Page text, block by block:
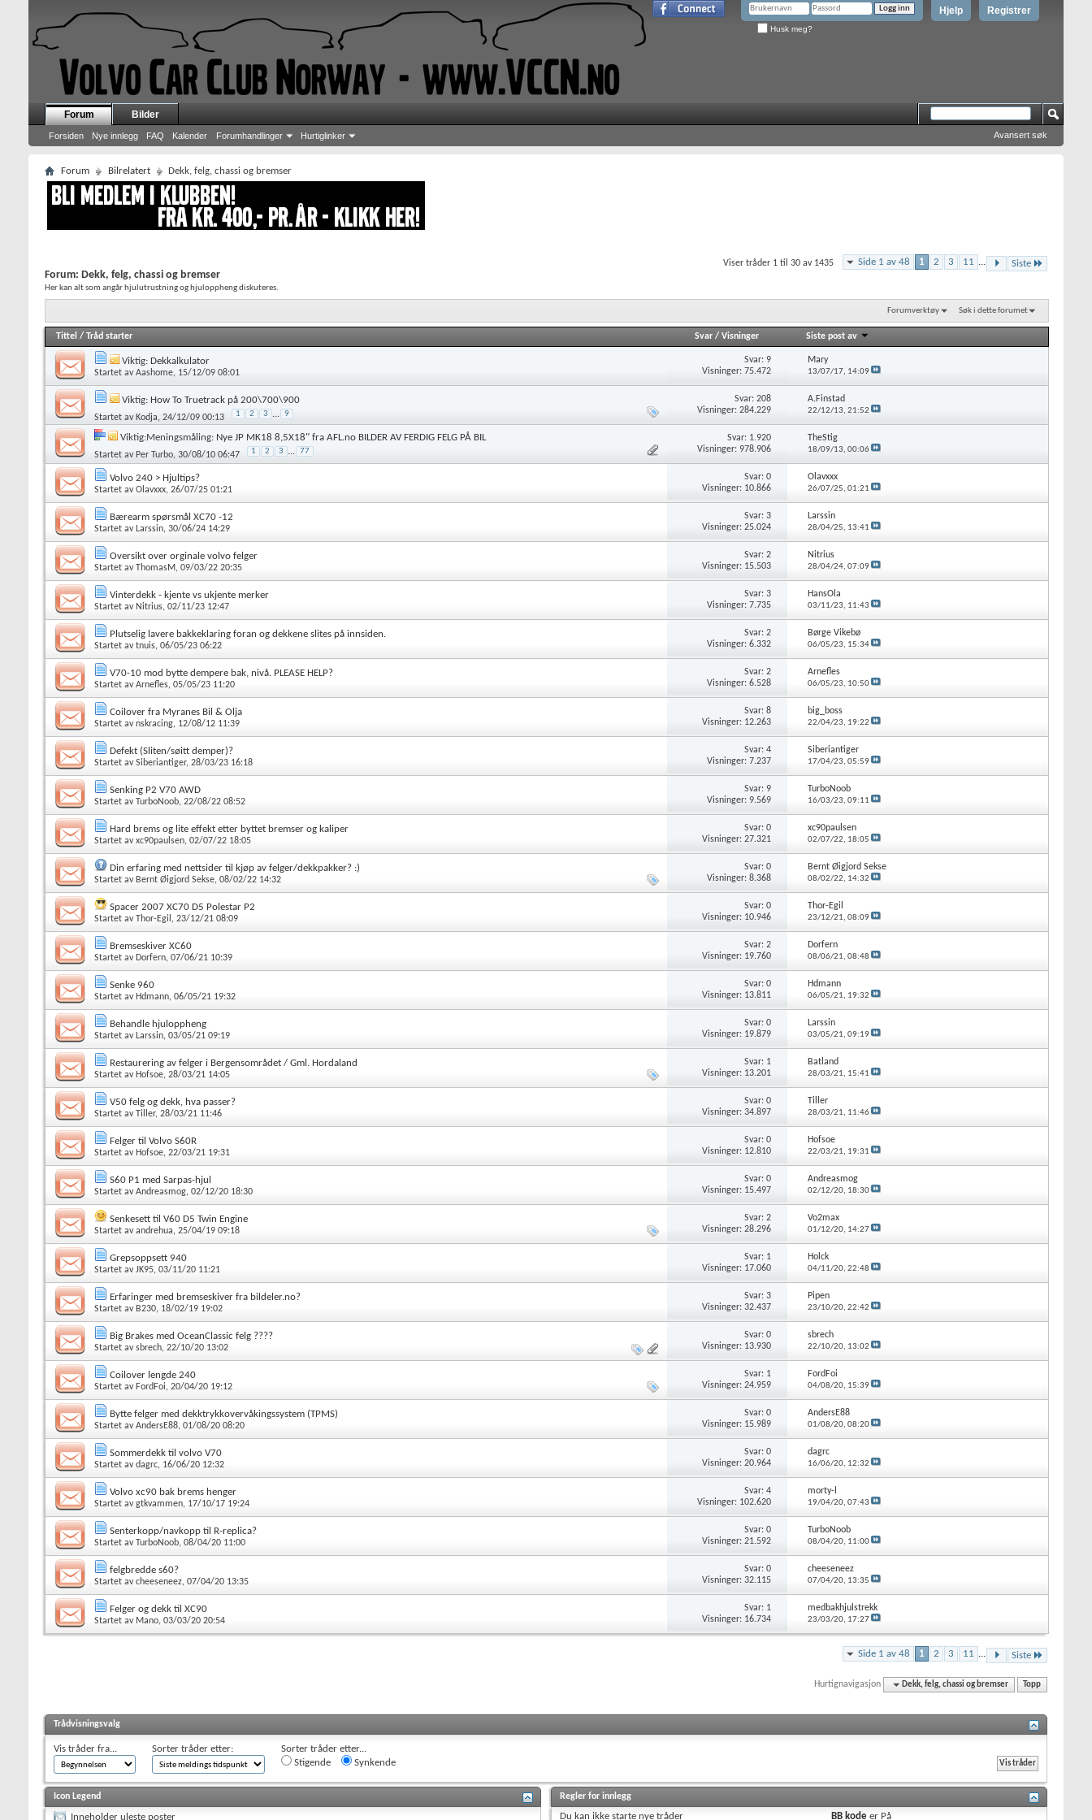
Registrer
Hjelp
Husk meg?
Forum
Forsiden Nye innlegg FAQ Kalender Forumhandlinger Hurtiglinker
Bilder
Avansert søk
Forum Bilrelatert Dekk, felg, chassi og bremser
Side 1 av 48 1 2 3 11 ... Siste
Viser tråder 1 til 30 av 1435
Forum: Dekk, felg, chassi og bremser
Her kan alt som angår hjulutrustning og hjuloppheng diskuteres.
Forumverktøy Søk i dette forumet
Tittel / Tråd starter Svar/ Visninger Siste post av
Viktig: Dekkalkulator
Startet avAashome, 15/12/09 08:01
Svar: 9
Visninger: 75.472
Mary
13/07/17, 14:09
Viktig: How To Truetrack på 200\700\900
Startet av Kodja, 24/12/09 00:13 1 2 3 ... 9
Svar: 208
Visninger: 284.229
A.Finstad
22/12/13, 21:52
Viktig:Meningsmåling: Nye JP MK18 8,5X18" fra AFL.no BILDER AV FERDIG FELG PÅ BIL
Startet av Per Turbo, 30/08/10 06:47 1 2 3 ... 77
Svar: 1.920
Visninger: 978.906
TheStig
18/09/13, 00:06
Volvo 240 > Hjultips?
Startet avOlavxxx, 26/07/25 01:21
Svar: 0
Visninger: 10.866
Olavxxx
26/07/25, 01:21
Bærearm spørsmål XC70 -12
Startet av Larssin, 30/06/24 14:29
Svar: 3
Visninger: 25.024
Larssin
28/04/25, 13:41
Oversikt over orginale volvo felger
Startet avThomasM, 09/03/22 20:35
Svar: 2
Visninger: 15.503
Nitrius
28/04/24, 07:09
Vinterdekk - kjente vs ukjente merker
Startet av Nitrius, 02/11/23 12:47
Svar: 3
Visninger: 7.735
HansOla
03/11/23, 11:43
Plutselig lavere bakkeklaring foran og dekkene slites på innsiden.
Startet avtnuis, 06/05/23 06:22
Svar: 2
Visninger: 6.332
Børge Vikebø
06/05/23, 15:34
V70-10 mod bytte dempere bak, nivå. PLEASE HELP?
Startet avArnefles, 05/05/23 11:20
Svar: 2
Visninger: 6.528
Arnefles
06/05/23, 10:50
Coilover fra Myranes Bil & Olja
Startet avnskracing, 12/08/12 11:39
Svar: 8
Visninger: 12.263
big_boss
22/04/23, 19:22
Defekt (Sliten/søitt demper)?
Startet avSiberiantiger, 28/03/23 16:18
Svar: 4
Visninger: 7.237
Siberiantiger
17/04/23, 05:59
Senking P2 V70 AWD
Startet avTurboNoob, 22/08/22 08:52
Svar: 9
Visninger: 9.569
TurboNoob
16/03/23, 09:11
Hard brems og lite effekt etter byttet bremser og kaliper
Startet avxc90paulsen, 02/07/22 18:05
Svar: 0
Visninger: 27.321
xc90paulsen
02/07/22, 18:05
Din erfaring med nettsider til kjøp av felger/dekkpakker? :)
Startet av Bernt Øigjord Sekse, 08/02/22 14:32
Svar: 0
Visninger: 8.368
Bernt Øigjord Sekse
08/02/22, 14:32
Spacer 2007 XC70 D5 Polestar P2
Startet avThor-Egil , 23/12/21 08:09
Svar: 0
Visninger: 10.946
Thor-Egil
23/12/21, 08:09
Bremseskiver XC60
Startet av Dorfern, 07/06/21 10:39
Svar: 2
Visninger: 19.760
Dorfern
08/06/21, 08:48
Senke 960
Startet av Hdmann, 06/05/21 19:32
Svar: 0
Visninger: 13.811
Hdmann
06/05/21, 19:32
Behandle hjuloppheng
Startet av Larssin, 03/05/21 09:19
Svar: 0
Visninger: 19.879
Larssin
03/05/21, 09:19
Restaurering av felger i Bergensområdet / Gml. Hordaland
Startet av Hofsoe, 28/03/21 14:05
Svar: 1
Visninger: 13.201
Batland
28/03/21, 15:41
V50 felg og dekk, hva passer?
Startet avTiller, 28/03/21 11:46
Svar: 0
Visninger: 34.897
Tiller
28/03/21, 11:46
Felger til Volvo S60R
Startet av Hofsoe, 22/03/21 19:31
Svar: 0
Visninger: 12.810
Hofsoe
22/03/21, 19:31
S60 P1 med Sarpas-hjul
Startet avAndreasmog, 02/12/20 18:30
Svar: 0
Visninger: 15.497
Andreasmog
02/12/20, 18:30
Senkesett til V60 D5 Twin Engine
Startet avandrehua, 25/04/19 09:18
Svar: 2
Visninger: 28.296
Vo2max
01/12/20, 14:27
Grepsoppsett 940
Startet avJK95, 03/11/20 11:21
Svar: 1
Visninger: 17.060
Holck
04/11/20, 22:48
Erfaringer med bremseskiver fra bildeler.no?
Startet av B230, 18/02/19 19:02
Svar: 3
Visninger: 32.437
Pipen
23/10/20, 22:42
Big Brakes med OceanClassic felg ????
Startet avsbrech, 22/10/20 13:02
Svar: 0
Visninger: 13.930
sbrech
22/10/20, 13:02
Coilover lengde 240
Startet av FordFoi, 20/04/20 19:12
Svar: 1
Visninger: 24.959
FordFoi
04/08/20, 15:39
Bytte felger med dekktrykkovervåkingssystem (TPMS)
Startet avAndersE88, 01/08/20 08:20
Svar: 0
Visninger: 15.989
AndersE88
01/08/20, 08:20
Sommerdekk til volvo V70
Startet avdagrc, 16/06/20 12:32
Svar: 0
Visninger: 20.964
dagrc
16/06/20, 12:32
Volvo xc90 bak brems henger
Startet avgtkvammen, 17/10/17 19:24
Svar: 4
Visninger: 102.620
morty-l
19/04/20, 07:43
Senterkopp/navkopp til R-replica?
Startet avTurboNoob, 08/04/20 11:00
Svar: 0
Visninger: 21.592
TurboNoob
08/04/20, 11:00
felgbredde s60?
Startet avcheeseneez, 07/04/20 13:35
Svar: 0
Visninger: 32.115
cheeseneez
07/04/20, 13:35
Felger og dekk til XC90
Startet av Mano, 03/03/20 20:54
Svar: 1
Visninger: 16.734
medbakhjulstrekk
23/03/20, 17:27
Side 1 av 48 1 2 3 11 ... Siste
Hurtignavigasjon Dekk, felg, chassi og bremser Topp
Trådvisningsvalg
Vis tråder fra... Sorter tråder etter:
Sorter tråder etter...
Stigende
Synkende
Icon Legend
Inneholder uleste poster
Regler for innlegg
Du kan ikke starte nye tråder BB kode er På